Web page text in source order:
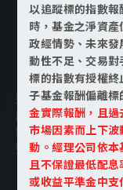
提
退休規劃並非只
度不同，可搭配
需求為考量的基
強調策略配置與
群依
以追蹤標的指數
時，基金之淨資
政經情勢、未來
動性不足、交易
標的指數有授權
子基金報酬偏離
金實際報酬，且
市場因素而上下
動。經理公司依本
且不保證最低配
或收益平準金中